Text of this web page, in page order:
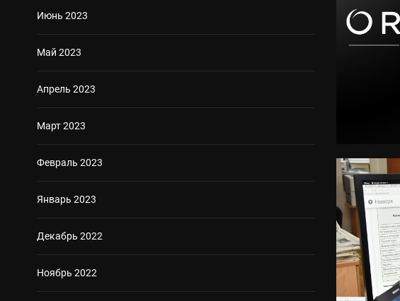
Июнь 2023
Май 2023
Апрель 2023
Март 2023
Февраль 2023
Январь 2023
Декабрь 2022
Ноябрь 2022